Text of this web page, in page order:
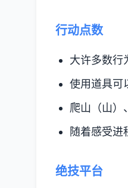
行动点数
大许多数行
使用道具可
爬山（山）
随着感受进
绝技平台